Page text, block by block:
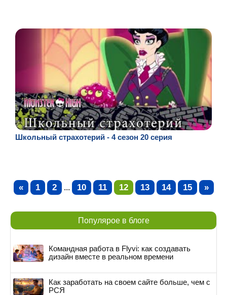
Школьный страхотерий - 4 сезон 20 серия
« 1 2 ... 10 11 12 13 14 15 »
Популярое в блоге
Командная работа в Flyvi: как создавать
дизайн вместе в реальном времени
Как заработать на своем сайте больше, чем с
РСЯ